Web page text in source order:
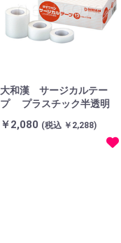
大和漢 サージカルテー
プ プラスチック半透明
￥2,080 (税込 ￥2,288)